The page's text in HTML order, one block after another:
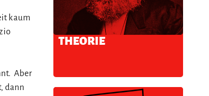
kaum
Aber
dann
THEORIE